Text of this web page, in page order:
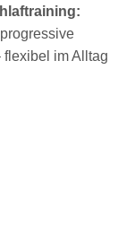
flexibel im Alltag